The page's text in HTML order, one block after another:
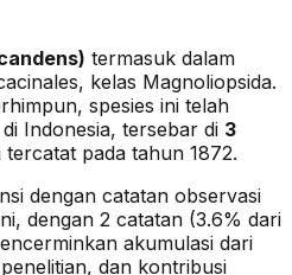
) termasuk dalam
, kelas Magnoliopsida.
spesies ini telah
di Indonesia, tersebar di 3
pada tahun 1872.
dengan catatan observasi
dengan 2 catatan (3.6% dari
akumulasi dari
dan kontribusi